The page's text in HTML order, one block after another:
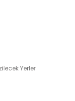
Yerler